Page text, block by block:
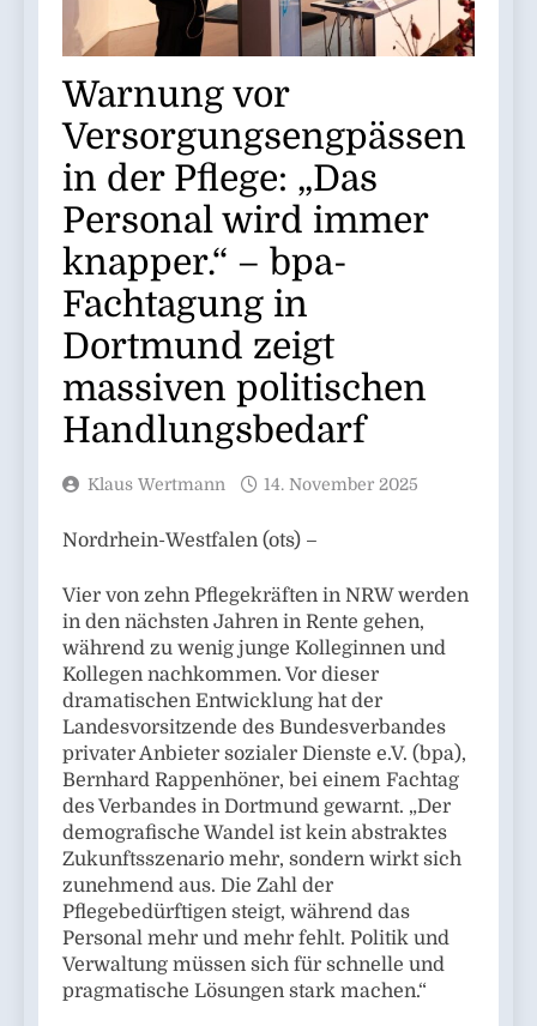
Warnung vor
Versorgungsengpässen
in der Pflege: „Das
Personal wird immer
knapper.“ – bpa-
Fachtagung in
Dortmund zeigt
massiven politischen
Handlungsbedarf
Klaus Wertmann 14. November 2025
Nordrhein-Westfalen (ots) –
Vier von zehn Pflegekräften in NRW werden
in den nächsten Jahren in Rente gehen,
während zu wenig junge Kolleginnen und
Kollegen nachkommen. Vor dieser
dramatischen Entwicklung hat der
Landesvorsitzende des Bundesverbandes
privater Anbieter sozialer Dienste e.V. (bpa),
Bernhard Rappenhöner, bei einem Fachtag
des Verbandes in Dortmund gewarnt. „Der
demografische Wandel ist kein abstraktes
Zukunftsszenario mehr, sondern wirkt sich
zunehmend aus. Die Zahl der
Pflegebedürftigen steigt, während das
Personal mehr und mehr fehlt. Politik und
Verwaltung müssen sich für schnelle und
pragmatische Lösungen stark machen.“